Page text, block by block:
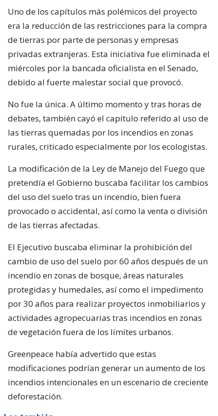
Uno de los capítulos más polémicos del proyecto
era la reducción de las restricciones para la compra
de tierras por parte de personas y empresas
privadas extranjeras. Esta iniciativa fue eliminada el
miércoles por la bancada oficialista en el Senado,
debido al fuerte malestar social que provocó.
No fue la única. A último momento y tras horas de
debates, también cayó el capítulo referido al uso de
las tierras quemadas por los incendios en zonas
rurales, criticado especialmente por los ecologistas.
La modificación de la Ley de Manejo del Fuego que
pretendía el Gobierno buscaba facilitar los cambios
del uso del suelo tras un incendio, bien fuera
provocado o accidental, así como la venta o división
de las tierras afectadas.
El Ejecutivo buscaba eliminar la prohibición del
cambio de uso del suelo por 60 años después de un
incendio en zonas de bosque, áreas naturales
protegidas y humedales, así como el impedimento
por 30 años para realizar proyectos inmobiliarios y
actividades agropecuarias tras incendios en zonas
de vegetación fuera de los límites urbanos.
Greenpeace había advertido que estas
modificaciones podrían generar un aumento de los
incendios intencionales en un escenario de creciente
deforestación.